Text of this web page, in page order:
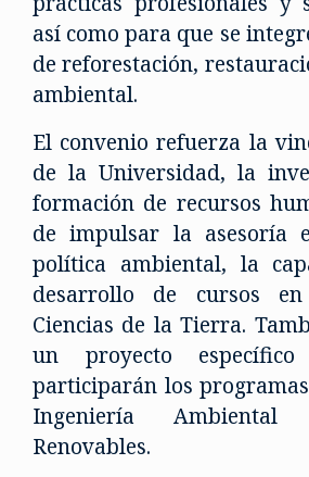
así como para que se
de reforestación,
ambiental.
El convenio refuerza la
de la Universidad, la
formación de recursos
de impulsar la asesoría
política ambiental, la
desarrollo de cursos
Ciencias de la Tierra.
un proyecto
participarán los
Ingeniería
Renovables.